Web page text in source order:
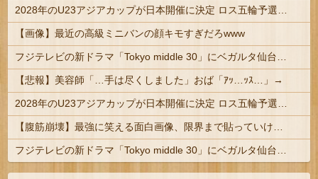
【画像】最近の高級ミニバンの顔キモすぎだろwww
【悲報】美容師「…手は尽くしました」おば「ｱｯ…ｯｽ…」→